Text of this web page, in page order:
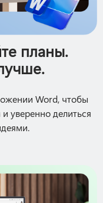
планы.
Word, чтобы
уверенно делиться